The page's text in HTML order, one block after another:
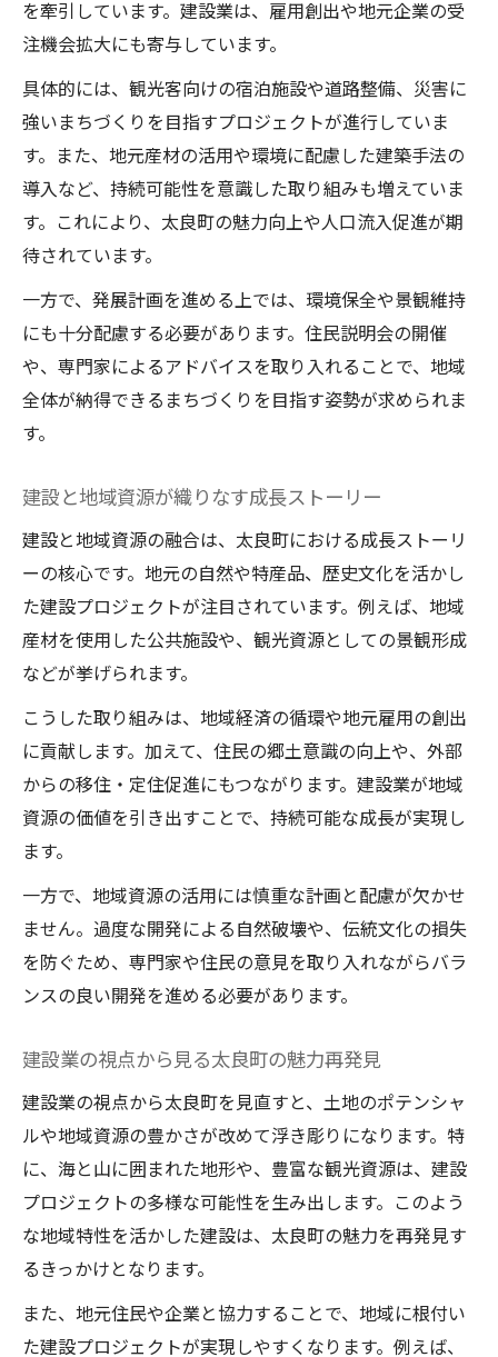
を牽引しています。建設業は、雇用創出や地元企業の受
注機会拡大にも寄与しています。
具体的には、観光客向けの宿泊施設や道路整備、災害に
強いまちづくりを目指すプロジェクトが進行していま
す。また、地元産材の活用や環境に配慮した建築手法の
導入など、持続可能性を意識した取り組みも増えていま
す。これにより、太良町の魅力向上や人口流入促進が期
待されています。
一方で、発展計画を進める上では、環境保全や景観維持
にも十分配慮する必要があります。住民説明会の開催
や、専門家によるアドバイスを取り入れることで、地域
全体が納得できるまちづくりを目指す姿勢が求められま
す。
建設と地域資源が織りなす成長ストーリー
建設と地域資源の融合は、太良町における成長ストーリ
ーの核心です。地元の自然や特産品、歴史文化を活かし
た建設プロジェクトが注目されています。例えば、地域
産材を使用した公共施設や、観光資源としての景観形成
などが挙げられます。
こうした取り組みは、地域経済の循環や地元雇用の創出
に貢献します。加えて、住民の郷土意識の向上や、外部
からの移住・定住促進にもつながります。建設業が地域
資源の価値を引き出すことで、持続可能な成長が実現し
ます。
一方で、地域資源の活用には慎重な計画と配慮が欠かせ
ません。過度な開発による自然破壊や、伝統文化の損失
を防ぐため、専門家や住民の意見を取り入れながらバラ
ンスの良い開発を進める必要があります。
建設業の視点から見る太良町の魅力再発見
建設業の視点から太良町を見直すと、土地のポテンシャ
ルや地域資源の豊かさが改めて浮き彫りになります。特
に、海と山に囲まれた地形や、豊富な観光資源は、建設
プロジェクトの多様な可能性を生み出します。このよう
な地域特性を活かした建設は、太良町の魅力を再発見す
るきっかけとなります。
また、地元住民や企業と協力することで、地域に根付い
た建設プロジェクトが実現しやすくなります。例えば、